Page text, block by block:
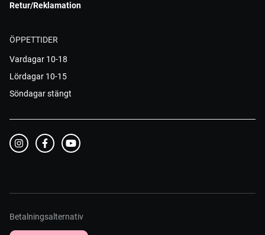
Retur/Reklamation
ÖPPETTIDER
Vardagar 10-18
Lördagar 10-15
Söndagar stängt
Betalningsalternativ